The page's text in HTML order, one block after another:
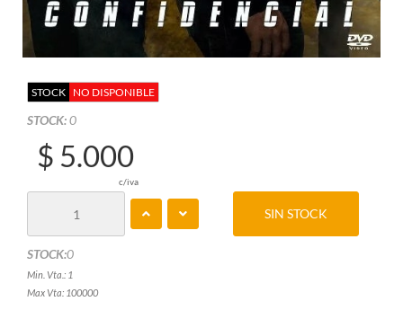
STOCK NO DISPONIBLE
STOCK:0
$ 5.000
c/iva
STOCK:0
Min. Vta.: 1
Max Vta: 100000
SIN STOCK